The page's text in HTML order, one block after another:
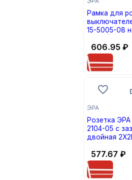
Рамка для
15-5005-08
606.95 ₽
ЭРА
Розетка ЭРА
2104-05 с
двойная
(кратно 1)
577.67 ₽